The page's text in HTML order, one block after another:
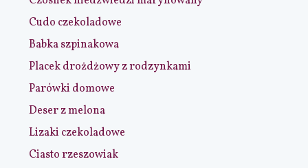
Cudo czekoladowe
Babka szpinakowa
Placek drożdżowy z rodzynkami
Parówki domowe
Deser z melona
Lizaki czekoladowe
Ciasto rzeszowiak